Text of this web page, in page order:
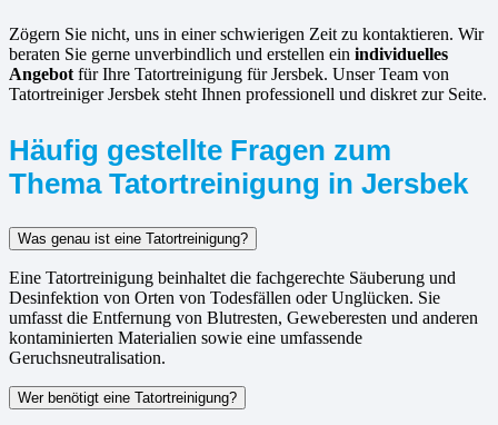
Zögern Sie nicht, uns in einer schwierigen Zeit zu kontaktieren. Wir
beraten Sie gerne unverbindlich und erstellen ein individuelles
Angebot für Ihre Tatortreinigung für Jersbek. Unser Team von
Tatortreiniger Jersbek steht Ihnen professionell und diskret zur Seite.
Häufig gestellte Fragen zum
Thema Tatortreinigung in Jersbek
Was genau ist eine Tatortreinigung?
Eine Tatortreinigung beinhaltet die fachgerechte Säuberung und
Desinfektion von Orten von Todesfällen oder Unglücken. Sie
umfasst die Entfernung von Blutresten, Geweberesten und anderen
kontaminierten Materialien sowie eine umfassende
Geruchsneutralisation.
Wer benötigt eine Tatortreinigung?